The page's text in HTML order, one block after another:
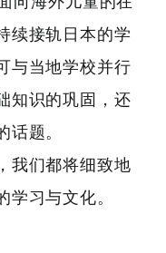
续接轨日本的学
与当地学校并行
知识的巩固，还
话题。
我们都将细致地
学习与文化。